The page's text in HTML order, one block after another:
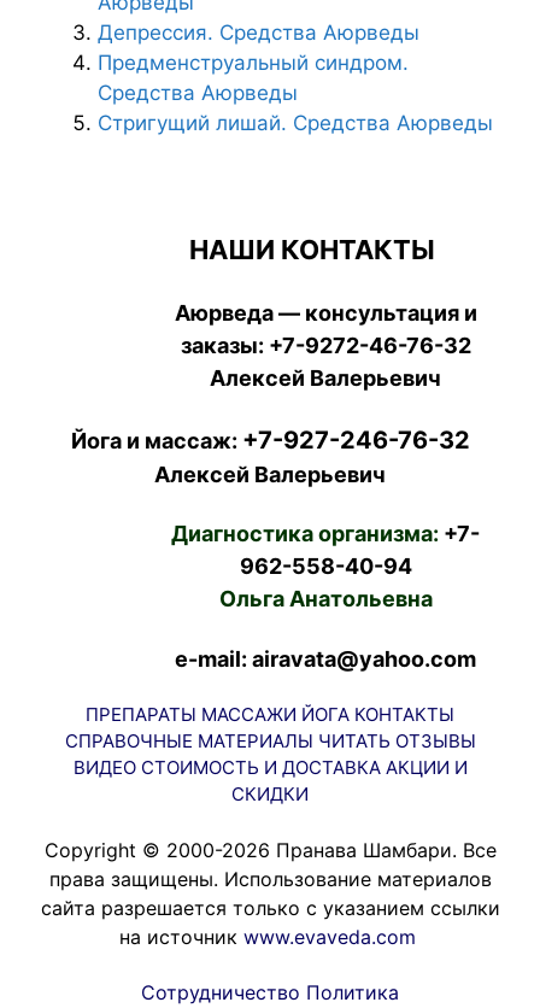
Депрессия. Средства Аюрведы
Предменструальный синдром.
Средства Аюрведы
Стригущий лишай. Средства Аюрведы
НАШИ КОНТАКТЫ
Аюрведа — консультация и
заказы: +7-9272-46-76-32
Алексей Валерьевич
Йога и массаж: +7-927-246-76-32
Алексей Валерьевич
Диагностика организма: +7-
962-558-40-94
Ольга Анатольевна
e-mail: airavata@yahoo.com
ПРЕПАРАТЫ МАССАЖИ ЙОГА КОНТАКТЫ
СПРАВОЧНЫЕ МАТЕРИАЛЫ ЧИТАТЬ ОТЗЫВЫ
ВИДЕО СТОИМОСТЬ И ДОСТАВКА АКЦИИ И
СКИДКИ
Copyright © 2000-2026 Пранава Шамбари. Все
права защищены. Использование материалов
сайта разрешается только с указанием ссылки
на источник www.evaveda.com
Сотрудничество Политика